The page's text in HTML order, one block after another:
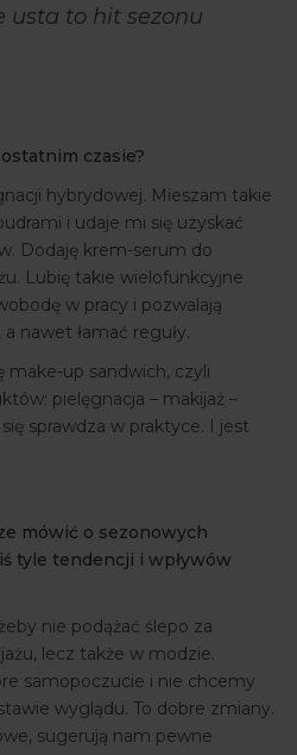
usta to hit sezonu
czasie?
hybrydowej. Mieszam takie
i udaje mi się uzyskać
Dodaję krem-serum do
Lubię takie wielofunkcyjne
w pracy i pozwalają
nawet łamać reguły.
up sandwich, czyli
pielęgnacja – makijaż –
sprawdza w praktyce. I jest
mówić o sezonowych
tyle tendencji i wpływów
nie podążać ślepo za
lecz także w modzie.
samopoczucie i nie chcemy
wyglądu. To dobre zmiany.
sugerują nam pewne